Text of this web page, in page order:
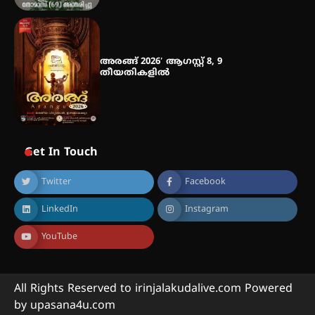
അരങ്ങ് 2026′ ആഗസ്റ്റ് 8, 9
തീയതികളിൽ
Get In Touch
Twitter Facebook
LinkedIn Instagram
YouTube
All Rights Reserved to irinjalakudalive.com Powered
by upasana4u.com